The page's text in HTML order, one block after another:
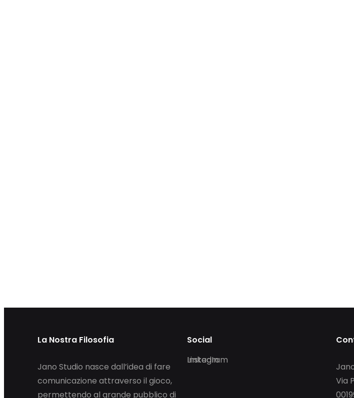
La Nostra Filosofia
Jano Studio nasce dall’idea di fare
comunicazione attraverso il gioco,
permettendo al grande pubblico di
Social
LinkedIn
Instagram
Via